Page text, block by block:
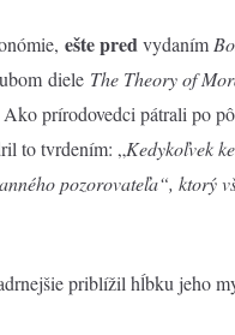
ešte predvydaním
diele The Theory of
prírodovedci pátrali po
to tvrdením: „Kedykoľvek
pozorovateľa“, ktorý
priblížil hĺbku jeho